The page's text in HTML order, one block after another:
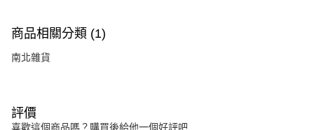
商品相關分類 (1)
南北雜貨
評價
喜歡這個商品嗎？購買後給他一個好評吧